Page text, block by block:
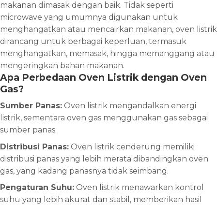
makanan dimasak dengan baik. Tidak seperti
microwave yang umumnya digunakan untuk
menghangatkan atau mencairkan makanan, oven listrik
dirancang untuk berbagai keperluan, termasuk
menghangatkan, memasak, hingga memanggang atau
mengeringkan bahan makanan.
Apa Perbedaan Oven Listrik dengan Oven
Gas?
Sumber Panas: Oven listrik mengandalkan energi
listrik, sementara oven gas menggunakan gas sebagai
sumber panas.
Distribusi Panas: Oven listrik cenderung memiliki
distribusi panas yang lebih merata dibandingkan oven
gas, yang kadang panasnya tidak seimbang.
Pengaturan Suhu: Oven listrik menawarkan kontrol
suhu yang lebih akurat dan stabil, memberikan hasil